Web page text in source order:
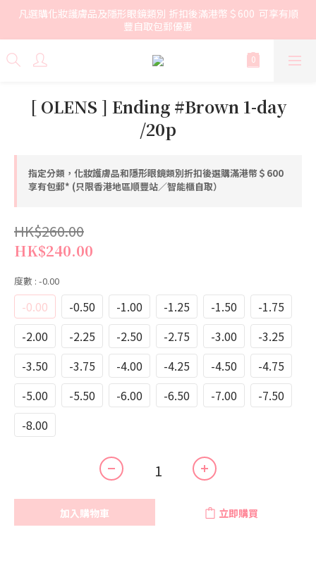
凡選購化妝護膚品及隱形眼鏡類別 折扣後滿港幣＄600  可享有順
豐自取包郵優惠
[ OLENS ] Ending #Brown 1-day
/20p
指定分類，化妝護膚品和隱形眼鏡類別折扣後選購滿港幣＄600
享有包郵* (只限香港地區順豐站／智能櫃自取）
HK$260.00
HK$240.00
度數 : -0.00
-0.00 -0.50 -1.00 -1.25 -1.50
-1.75
-2.00
-2.25 -2.50 -2.75 -3.00
-3.25
-3.50
-3.75 -4.00 -4.25 -4.50
-4.75
-5.00
-5.50 -6.00 -6.50 -7.00
-7.50
-8.00
加入購物車 立即購買